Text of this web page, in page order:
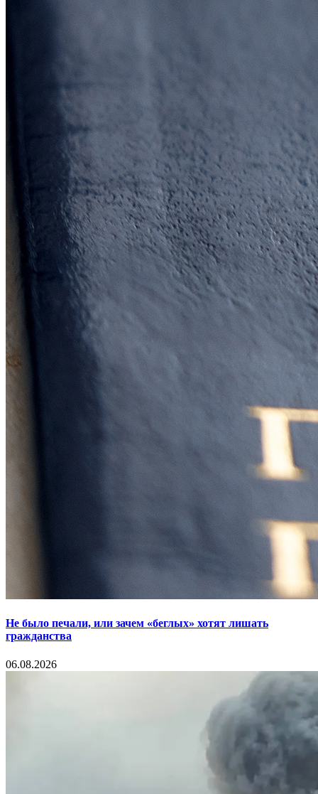
Не было печали, или зачем «беглых» хотят лишать
гражданства
06.08.2026